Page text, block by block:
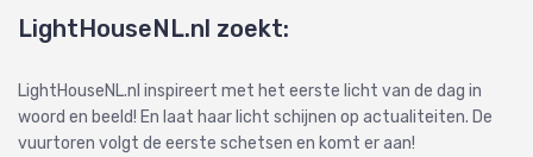
LightHouseNL.nl zoekt:
LightHouseNL.nl inspireert met het eerste licht van de dag in
woord en beeld! En laat haar licht schijnen op actualiteiten. De
vuurtoren volgt de eerste schetsen en komt er aan!